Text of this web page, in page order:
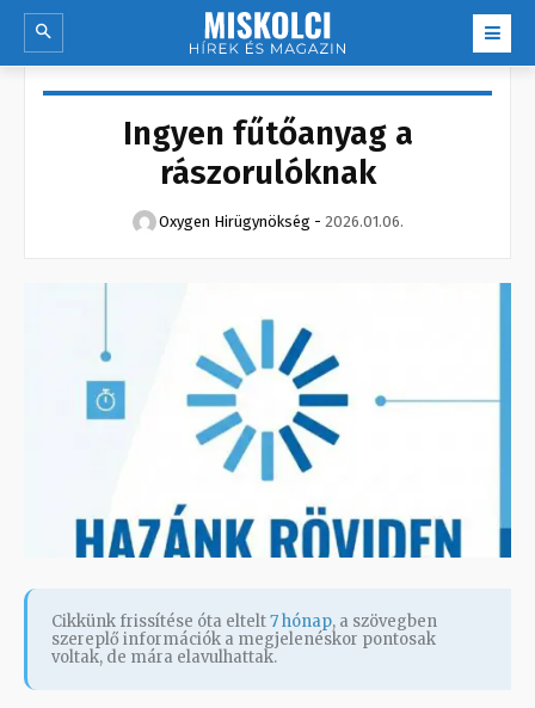
Ingyen fűtőanyag a
rászorulóknak
Oxygen Hirügynökség - 2026.01.06.
Cikkünk frissítése óta eltelt7 hónap, a szövegben
szereplő információk a megjelenéskor pontosak
voltak, de mára elavulhattak.